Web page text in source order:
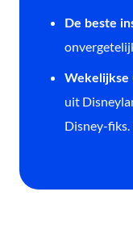
De beste
Wekelijkse
uit
Disney-fiks.